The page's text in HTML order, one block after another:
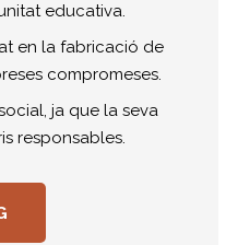
educativa.
en la fabricació de
compromeses.
ja que la seva
responsables.